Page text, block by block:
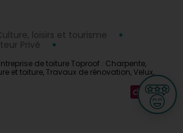
loisirs et tourisme
Privé
de toiture Toproof : Charpente,
et toiture, Travaux de rénovation, Velux,